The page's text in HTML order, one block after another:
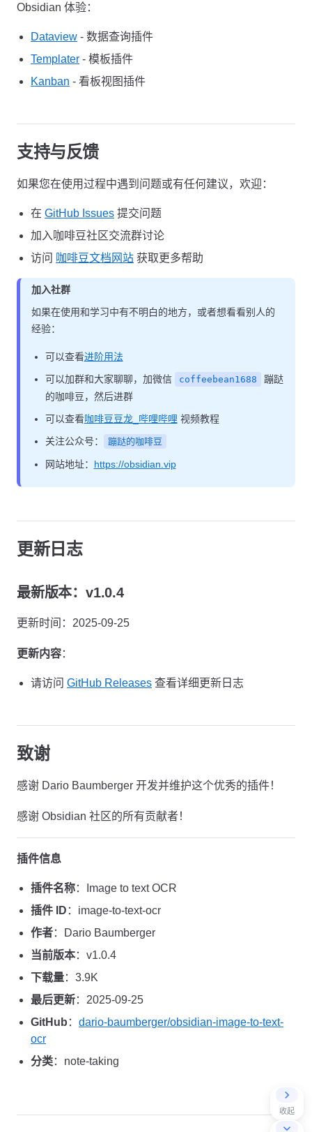
收起
Obsidian 体验：
Dataview - 数据查询插件
Templater - 模板插件
Kanban - 看板视图插件
支持与反馈
如果您在使用过程中遇到问题或有任何建议，欢迎：
在 GitHub Issues 提交问题
加入咖啡豆社区交流群讨论
访问 咖啡豆文档网站 获取更多帮助
加入社群
如果在使用和学习中有不明白的地方，或者想看看别人的
经验：
可以查看进阶用法
可以加群和大家聊聊，加微信
coffeebean1688
蹦跶
的咖啡豆，然后进群
可以查看咖啡豆豆龙_哔哩哔哩 视频教程
关注公众号：
蹦跶的咖啡豆
网站地址： https://obsidian.vip
更新日志
最新版本：v1.0.4
更新时间：2025-09-25
更新内容：
请访问 GitHub Releases 查看详细更新日志
致谢
感谢 Dario Baumberger 开发并维护这个优秀的插件！
感谢 Obsidian 社区的所有贡献者！
插件信息
插件名称：Image to text OCR
插件 ID ：image-to-text-ocr
作者：Dario Baumberger
当前版本：v1.0.4
下载量：3.9K
最后更新：2025-09-25
GitHub ： dario-baumberger/obsidian-image-to-text-
ocr
分类：note-taking